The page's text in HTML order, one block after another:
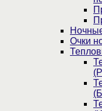
Очки